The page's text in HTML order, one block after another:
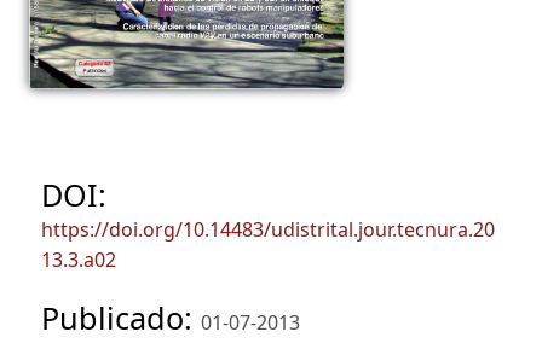
DOI:
https://doi.org/10.14483/udistrital.jour.tecnura.20
13.3.a02
Publicado: 01-07-2013